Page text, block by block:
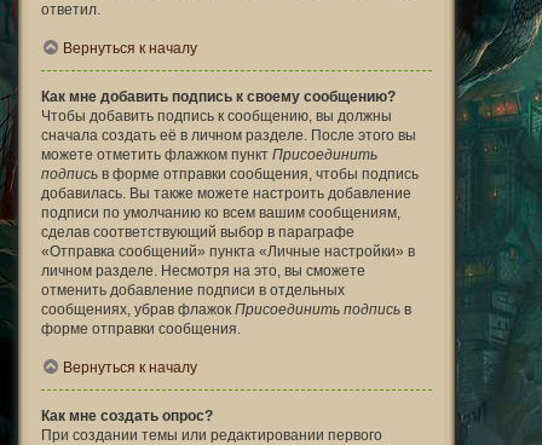
ответил.
Вернуться к началу
Как мне добавить подпись к своему сообщению?
Чтобы добавить подпись к сообщению, вы должны
сначала создать её в личном разделе. После этого вы
можете отметить флажком пункт Присоединить
подпись в форме отправки сообщения, чтобы подпись
добавилась. Вы также можете настроить добавление
подписи по умолчанию ко всем вашим сообщениям,
сделав соответствующий выбор в параграфе
«Отправка сообщений» пункта «Личные настройки» в
личном разделе. Несмотря на это, вы сможете
отменить добавление подписи в отдельных
сообщениях, убрав флажок Присоединить подпись в
форме отправки сообщения.
Вернуться к началу
Как мне создать опрос?
При создании темы или редактировании первого